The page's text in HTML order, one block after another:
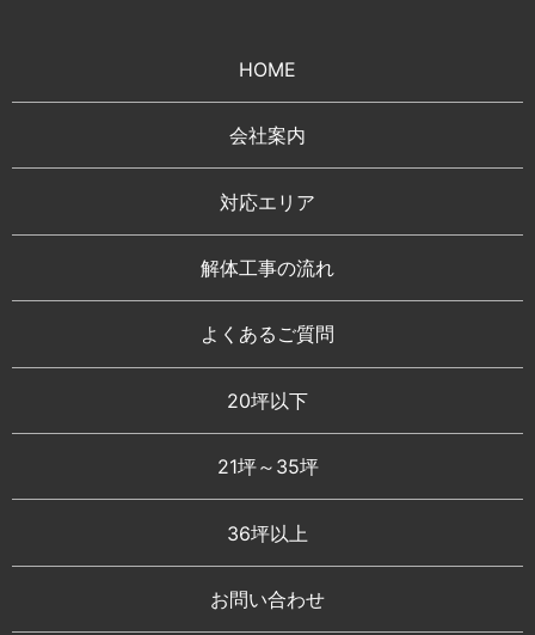
HOME
会社案内
対応エリア
解体工事の流れ
よくあるご質問
20坪以下
21坪～35坪
36坪以上
お問い合わせ